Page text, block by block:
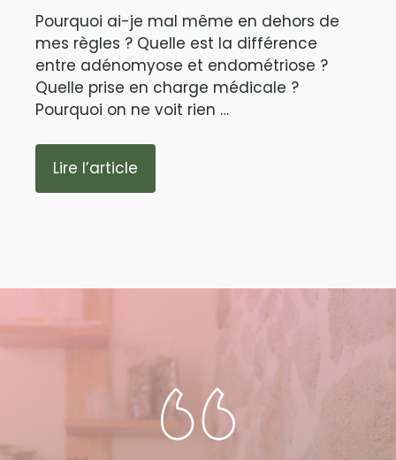
Pourquoi ai-je mal même en dehors de
mes règles ? Quelle est la différence
entre adénomyose et endométriose ?
Quelle prise en charge médicale ?
Pourquoi on ne voit rien …
Lire l’article